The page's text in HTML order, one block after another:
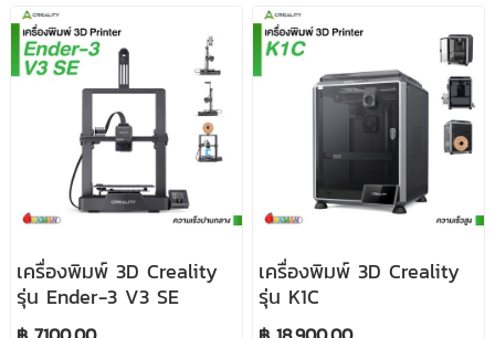
เครื่องพิมพ์ 3D Creality
รุ่น Ender-3 V3 SE
เครื่องพิมพ์ 3D Creality
รุ่น K1C